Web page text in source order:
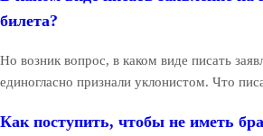
билета?
Но возник вопрос, в каком виде писать
единогласно признали уклонистом. Что
Как поступить, чтобы не иметь